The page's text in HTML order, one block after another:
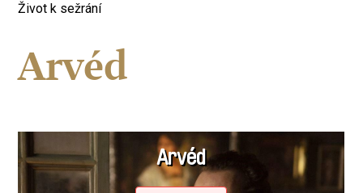
Život k sežrání
Arvéd